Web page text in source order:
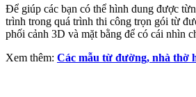
Để giúp các bạn có thể hình dung được
trình trong quá trình thi công trọn gói từ
phối cảnh 3D và mặt bằng để có cái nhìn
Xem thêm: Các mẫu từ đường, nhà thờ